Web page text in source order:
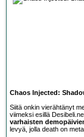
Chaos Injected:
Siitä onkin vierähtänyt
viimeksi esillä
varhaisten
levyä, jolla death on